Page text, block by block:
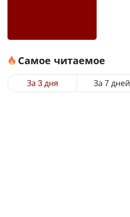
Самое читаемое
За 3 дня За 7 дней